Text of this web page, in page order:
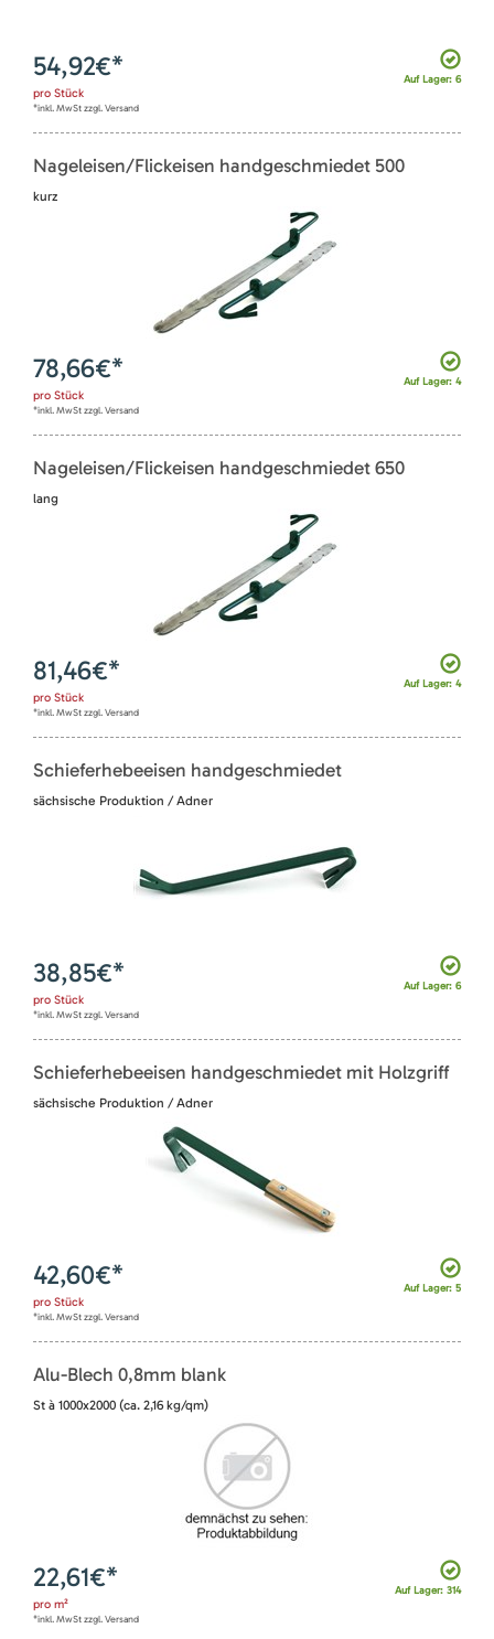
Auf Lager: 6
54,92€*
pro Stück
*inkl. MwSt zzgl. Versand
Nageleisen/Flickeisen handgeschmiedet 500
kurz
Auf Lager: 4
78,66€*
pro Stück
*inkl. MwSt zzgl. Versand
Nageleisen/Flickeisen handgeschmiedet 650
lang
Auf Lager: 4
81,46€*
pro Stück
*inkl. MwSt zzgl. Versand
Schieferhebeeisen handgeschmiedet
sächsische Produktion / Adner
Auf Lager: 6
38,85€*
pro Stück
*inkl. MwSt zzgl. Versand
Schieferhebeeisen handgeschmiedet mit Holzgriff
sächsische Produktion / Adner
Auf Lager: 5
42,60€*
pro Stück
*inkl. MwSt zzgl. Versand
Alu-Blech 0,8mm blank
St à 1000x2000 (ca. 2,16 kg/qm)
Auf Lager: 314
22,61€*
pro m²
*inkl. MwSt zzgl. Versand